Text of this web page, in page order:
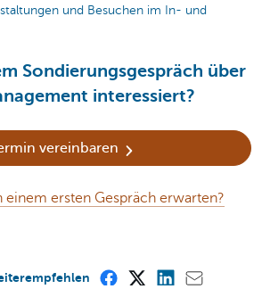
und Besuchen im In- und
Sondierungsgespräch über
interessiert?
vereinbaren
einem ersten Gespräch erwarten?